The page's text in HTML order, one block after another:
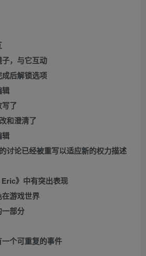
，与它互动
后解锁选项
辑
了
和澄清了
辑
讨论已经被重写以适应新的权力描述
》中有突出表现
游戏世界
部分
个可重复的事件